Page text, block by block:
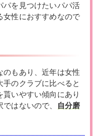
パを見つけたいパパ活
女性におすすめなので
のもあり、近年は女性
のクラブに比べると
貰いやすい傾向にあり
はないので、
自分磨